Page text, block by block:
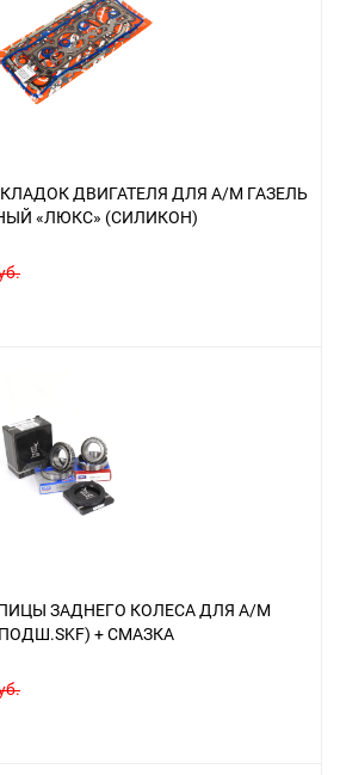
ДВИГАТЕЛЯ ДЛЯ А/М ГАЗЕЛЬ
«ЛЮКС» (СИЛИКОН)
ЗАДНЕГО КОЛЕСА ДЛЯ А/М
+ СМАЗКА